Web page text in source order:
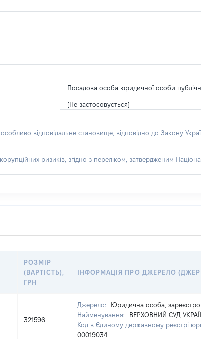
Посадова особа юридичної особи
[Не застосовується]
відповідальне становище, відповідно до Закону
ризиків, згідно з переліком, затвердженим
РОЗМІР
(ВАРТІСТЬ),
ГРН
ІНФОРМАЦІЯ ПРО ДЖЕРЕЛО
321596
Джерело:
Юридична особа,
Найменування:
ВЕРХОВНИЙ СУД
Код в Єдиному державному реєстрі
00019034